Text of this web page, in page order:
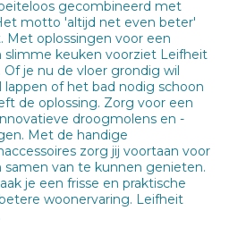
gecombineerd met
motto 'altijd net even beter'
Met oplossingen voor een
slimme keuken voorziet Leifheit
je nu de vloer grondig wil
lappen of het bad nodig schoon
de oplossing. Zorg voor een
droogmolens en -
Met de handige
zorg jij voortaan voor
van te kunnen genieten.
je een frisse en praktische
woonervaring. Leifheit